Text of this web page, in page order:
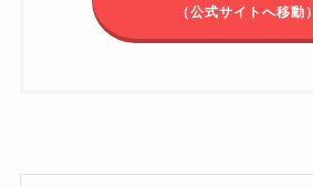
（公式サイトへ移動）